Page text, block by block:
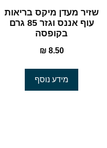
שזיר מעדן מיקס בריאות
עוף אננס וגזר 85 גרם
בקופסה
₪ 8.50
מידע נוסף